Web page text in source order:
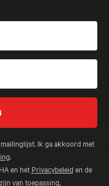
Ik ga akkoord met
.
en het Privacybeleid en de
van toepassing.